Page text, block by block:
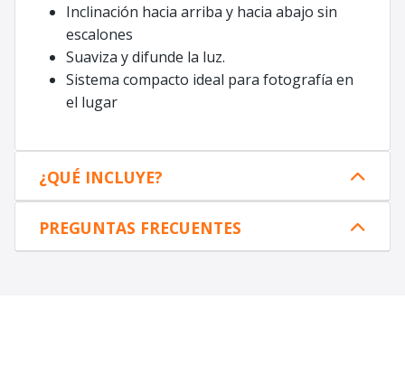
Inclinación hacia arriba y hacia abajo sin
escalones
Suaviza y difunde la luz.
Sistema compacto ideal para fotografía en
el lugar
¿QUÉ INCLUYE?
PREGUNTAS FRECUENTES